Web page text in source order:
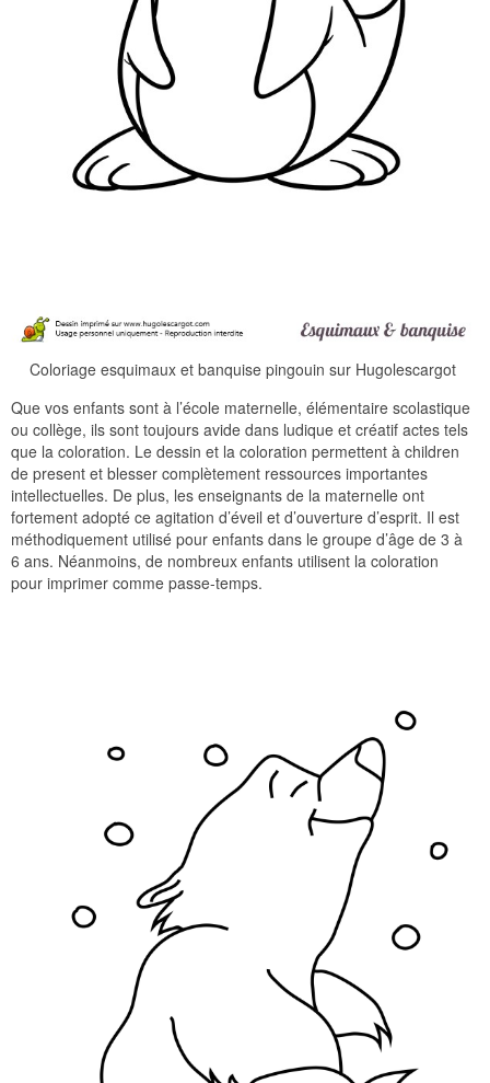
Coloriage esquimaux et banquise pingouin sur Hugolescargot
Que vos enfants sont à l’école maternelle, élémentaire scolastique
ou collège, ils sont toujours avide dans ludique et créatif actes tels
que la coloration. Le dessin et la coloration permettent à children
de present et blesser complètement ressources importantes
intellectuelles. De plus, les enseignants de la maternelle ont
fortement adopté ce agitation d’éveil et d’ouverture d’esprit. Il est
méthodiquement utilisé pour enfants dans le groupe d’âge de 3 à
6 ans. Néanmoins, de nombreux enfants utilisent la coloration
pour imprimer comme passe-temps.